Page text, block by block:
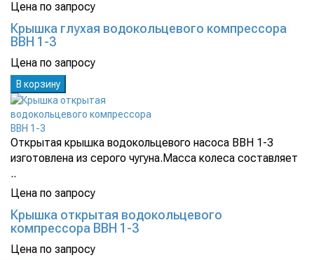
Цена по запросу
Крышка глухая водокольцевого компрессора
ВВН 1-3
Цена по запросу
В корзину
Открытая крышка водокольцевого насоса ВВН 1-3
изготовлена из серого чугуна.Масса колеса составляет
..
Цена по запросу
Крышка открытая водокольцевого
компрессора ВВН 1-3
Цена по запросу